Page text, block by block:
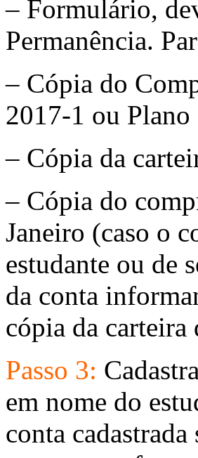
– Formulário,
Permanência.
– Cópia do
2017-1 ou Plano
– Cópia da
– Cópia do
Janeiro (caso o
estudante ou de
da conta
cópia da carteira
Passo 3:
em nome do
conta